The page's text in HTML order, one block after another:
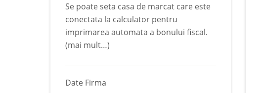
Se poate seta casa de marcat care este
conectata la calculator pentru
imprimarea automata a bonului fiscal.
(mai mult…)
Date Firma